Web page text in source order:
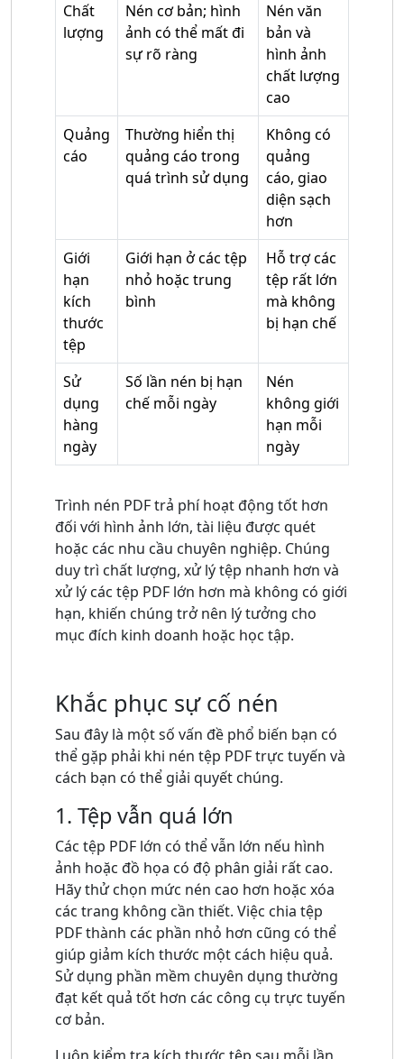
Chất
lượng
Nén cơ bản; hình
ảnh có thể mất đi
sự rõ ràng
Nén văn
bản và
hình ảnh
chất lượng
cao
Quảng
cáo
Thường hiển thị
quảng cáo trong
quá trình sử dụng
Không có
quảng
cáo, giao
diện sạch
hơn
Giới
hạn
kích
thước
tệp
Giới hạn ở các tệp
nhỏ hoặc trung
bình
Hỗ trợ các
tệp rất lớn
mà không
bị hạn chế
Sử
dụng
hàng
ngày
Số lần nén bị hạn
chế mỗi ngày
Nén
không giới
hạn mỗi
ngày
Trình nén PDF trả phí hoạt động tốt hơn
đối với hình ảnh lớn, tài liệu được quét
hoặc các nhu cầu chuyên nghiệp. Chúng
duy trì chất lượng, xử lý tệp nhanh hơn và
xử lý các tệp PDF lớn hơn mà không có giới
hạn, khiến chúng trở nên lý tưởng cho
mục đích kinh doanh hoặc học tập.
Khắc phục sự cố nén
Sau đây là một số vấn đề phổ biến bạn có
thể gặp phải khi nén tệp PDF trực tuyến và
cách bạn có thể giải quyết chúng.
1. Tệp vẫn quá lớn
Các tệp PDF lớn có thể vẫn lớn nếu hình
ảnh hoặc đồ họa có độ phân giải rất cao.
Hãy thử chọn mức nén cao hơn hoặc xóa
các trang không cần thiết. Việc chia tệp
PDF thành các phần nhỏ hơn cũng có thể
giúp giảm kích thước một cách hiệu quả.
Sử dụng phần mềm chuyên dụng thường
đạt kết quả tốt hơn các công cụ trực tuyến
cơ bản.